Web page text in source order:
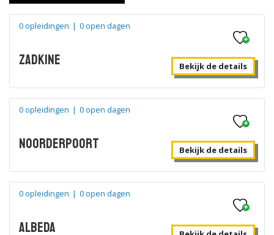
0 opleidingen | 0 open dagen
Zadkine Bekijk de details
0 opleidingen | 0 open dagen
Noorderpoort Bekijk de details
0 opleidingen | 0 open dagen
Albeda